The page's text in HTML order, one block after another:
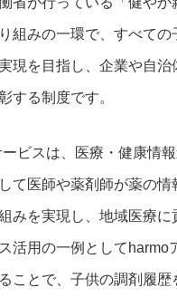
組みの一環で、すべての
現を目指し、企業や自治
する制度です。
ビスは、医療・健康情
て医師や薬剤師が薬の情
みを実現し、地域医療に
活用の一例としてharmo
ことで、子供の調剤履歴